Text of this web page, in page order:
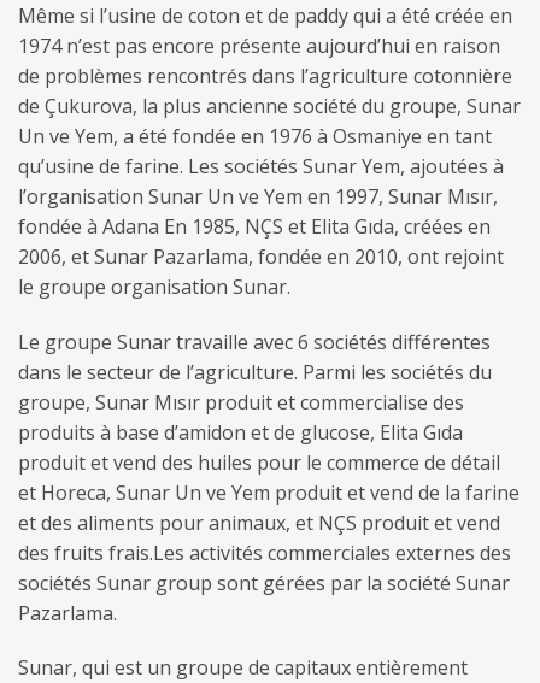
Même si l’usine de coton et de paddy qui a été créée en
1974 n’est pas encore présente aujourd’hui en raison
de problèmes rencontrés dans l’agriculture cotonnière
de Çukurova, la plus ancienne société du groupe, Sunar
Un ve Yem, a été fondée en 1976 à Osmaniye en tant
qu’usine de farine. Les sociétés Sunar Yem, ajoutées à
l’organisation Sunar Un ve Yem en 1997, Sunar Mısır,
fondée à Adana En 1985, NÇS et Elita Gıda, créées en
2006, et Sunar Pazarlama, fondée en 2010, ont rejoint
le groupe organisation Sunar.
Le groupe Sunar travaille avec 6 sociétés différentes
dans le secteur de l’agriculture. Parmi les sociétés du
groupe, Sunar Mısır produit et commercialise des
produits à base d’amidon et de glucose, Elita Gıda
produit et vend des huiles pour le commerce de détail
et Horeca, Sunar Un ve Yem produit et vend de la farine
et des aliments pour animaux, et NÇS produit et vend
des fruits frais.Les activités commerciales externes des
sociétés Sunar group sont gérées par la société Sunar
Pazarlama.
Sunar, qui est un groupe de capitaux entièrement